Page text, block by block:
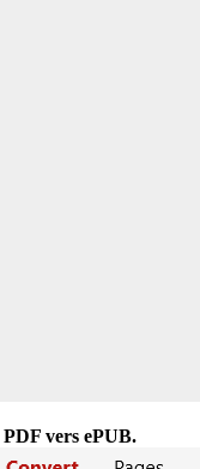
PDF vers ePUB.